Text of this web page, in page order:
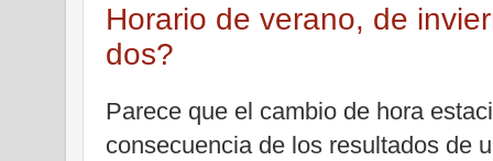
Horario de verano, de
dos?
Parece que el cambio de hora
consecuencia de los resultados de